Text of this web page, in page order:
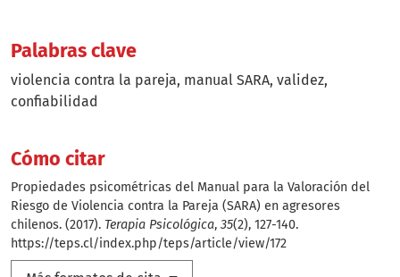
Palabras clave
violencia contra la pareja manual SARA validez
confiabilidad
Cómo citar
Propiedades psicométricas del Manual para la Valoración del
Riesgo de Violencia contra la Pareja (SARA) en agresores
chilenos. (2017). Terapia Psicológica, 35(2), 127-140.
https://teps.cl/index.php/teps/article/view/172